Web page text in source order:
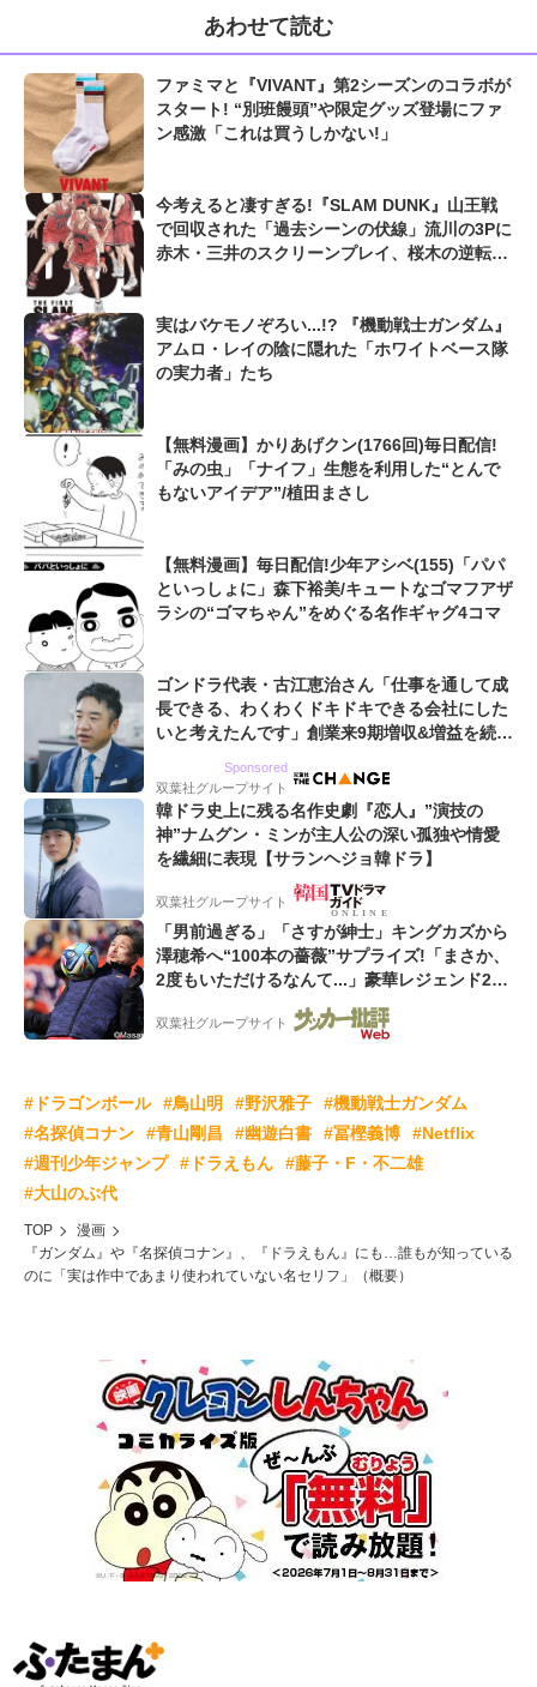
あわせて読む
ファミマと『VIVANT』第2シーズンのコラボが
スタート! “別班饅頭”や限定グッズ登場にファ
ン感激「これは買うしかない!」
今考えると凄すぎる!『SLAM DUNK』山王戦
で回収された「過去シーンの伏線」流川の3Pに
赤木・三井のスクリーンプレイ、桜木の逆転シ
実はバケモノぞろい...!? 『機動戦士ガンダム』
アムロ・レイの陰に隠れた「ホワイトベース隊
の実力者」たち
【無料漫画】かりあげクン(1766回)毎日配信!
「みの虫」「ナイフ」生態を利用した“とんで
もないアイデア”/植田まさし
【無料漫画】毎日配信!少年アシベ(155)「パパ
といっしょに」森下裕美/キュートなゴマフアザ
ラシの“ゴマちゃん”をめぐる名作ギャグ4コマ
ゴンドラ代表・古江恵治さん「仕事を通して成
長できる、わくわくドキドキできる会社にした
いと考えたんです」創業来9期増収&増益を続け
Sponsored
双葉社グループサイト
韓ドラ史上に残る名作史劇『恋人』”演技の
神”ナムグン・ミンが主人公の深い孤独や情愛
を繊細に表現【サランヘジョ韓ドラ】
双葉社グループサイト
「男前過ぎる」「さすが紳士」キングカズから
澤穂希へ“100本の薔薇”サプライズ!「まさか、
2度もいただけるなんて...」豪華レジェンド2シ
双葉社グループサイト
#ドラゴンボール #鳥山明 #野沢雅子
#機動戦士ガンダム
#名探偵コナン
#青山剛昌 #幽遊白書 #冨樫義博
#Netflix
#週刊少年ジャンプ
#ドラえもん
#藤子・F・不二雄
#大山のぶ代
TOP
漫画
『ガンダム』や『名探偵コナン』、『ドラえもん』にも…誰もが知っている
のに「実は作中であまり使われていない名セリフ」（概要）